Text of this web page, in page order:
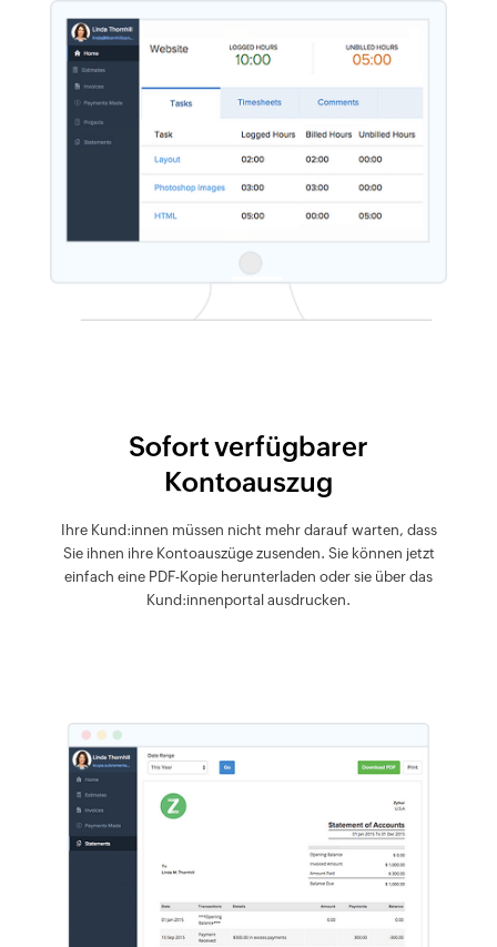
Sofort verfügbarer
Kontoauszug
Ihre Kund:innen müssen nicht mehr darauf warten, dass
Sie ihnen ihre Kontoauszüge zusenden. Sie können jetzt
einfach eine PDF-Kopie herunterladen oder sie über das
Kund:innenportal ausdrucken.